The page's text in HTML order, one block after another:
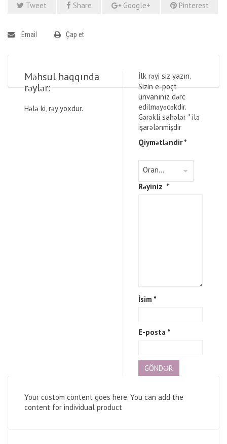
Tweet Share Google+ Pinterest
Email Çap et
Məhsul haqqında
rəylər:
Hələ ki, rəy yoxdur.
İlk rəyi siz yazın.
Sizin e-poçt
ünvanınız dərc
edilməyəcəkdir.
Gərəkli sahələr *ilə
işarələnmişdir
Qiymətləndir*
Rəyiniz *
İsim *
E-posta *
Your custom content goes here. You can add the
content for individual product